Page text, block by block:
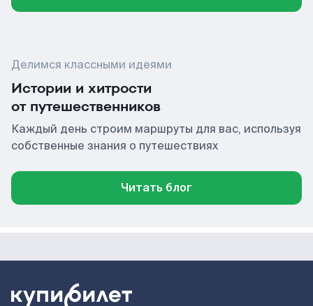
Делимся классными идеями
Истории и хитрости
от путешественников
Каждый день строим маршруты для вас, используя
собственные знания о путешествиях
Читать блог